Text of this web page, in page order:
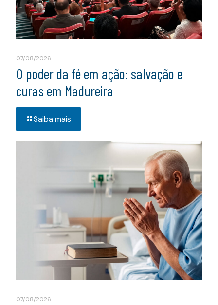
07/08/2026
O poder da fé em ação: salvação e
curas em Madureira
Saiba mais
07/08/2026